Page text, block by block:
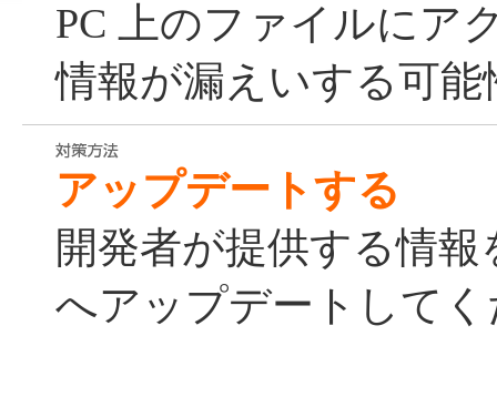
PC 上のファイルにア
情報が漏えいする可
アップデートする
開発者が提供する情
へアップデートして